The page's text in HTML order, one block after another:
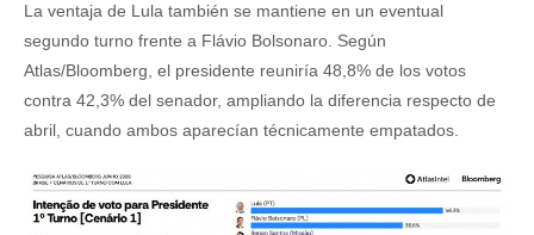
La ventaja de Lula también se mantiene en un eventual
segundo turno frente a Flávio Bolsonaro. Según
Atlas/Bloomberg, el presidente reuniría 48,8% de los votos
contra 42,3% del senador, ampliando la diferencia respecto de
abril, cuando ambos aparecían técnicamente empatados.